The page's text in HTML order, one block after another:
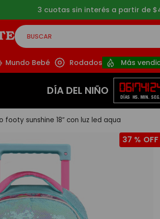
3 cuotas sin interés a partir de
BUSCAR
Mundo Bebé Rodados Más
DÍA DEL NIÑO 06
DÍAS
17
HS.
41
MIN. SEG.
footy sunshine 18” con luz led aqua
37 %